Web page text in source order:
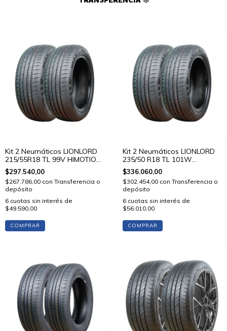
Kit 2 Neumáticos LIONLORD
215/55R18 TL 99V HIMOTION
U01
$297.540,00
$267.786,00 con Transferencia o
depósito
6 cuotas sin interés de
$49.590,00
COMPRAR
Kit 2 Neumáticos LIONLORD
235/50 R18 TL 101W
HIMOTION U01
$336.060,00
$302.454,00 con Transferencia o
depósito
6 cuotas sin interés de
$56.010,00
COMPRAR